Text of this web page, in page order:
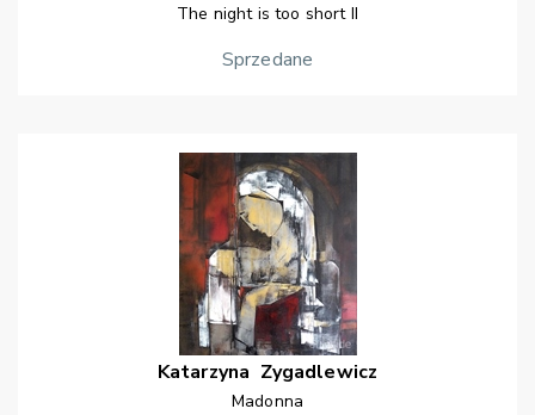
The night is too short II
Sprzedane
Katarzyna Zygadlewicz
Madonna